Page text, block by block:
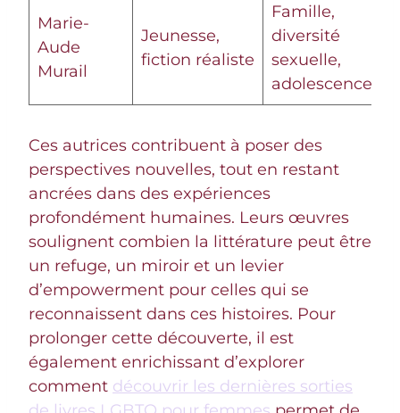
Marie-
Aude
Murail
Jeunesse,
fiction réaliste
Famille,
diversité
sexuelle,
adolescence
Ces autrices contribuent à poser des
perspectives nouvelles, tout en restant
ancrées dans des expériences
profondément humaines. Leurs œuvres
soulignent combien la littérature peut être
un refuge, un miroir et un levier
d’empowerment pour celles qui se
reconnaissent dans ces histoires. Pour
prolonger cette découverte, il est
également enrichissant d’explorer
comment découvrir les dernières sorties